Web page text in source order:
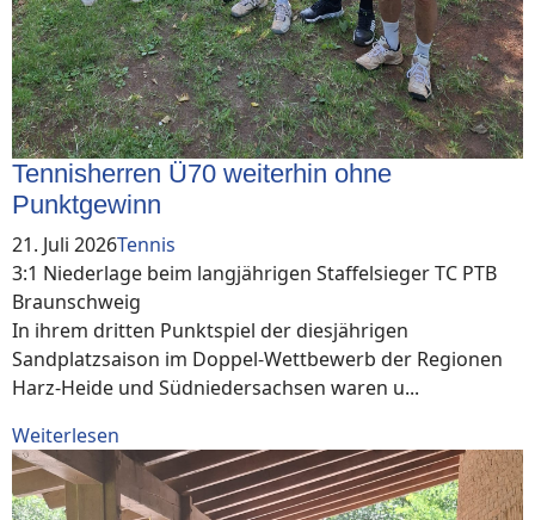
Tennisherren Ü70 weiterhin ohne
Punktgewinn
21. Juli 2026Tennis
3:1 Niederlage beim langjährigen Staffelsieger TC PTB
Braunschweig
In ihrem dritten Punktspiel der diesjährigen
Sandplatzsaison im Doppel-Wettbewerb der Regionen
Harz-Heide und Südniedersachsen waren u...
Weiterlesen